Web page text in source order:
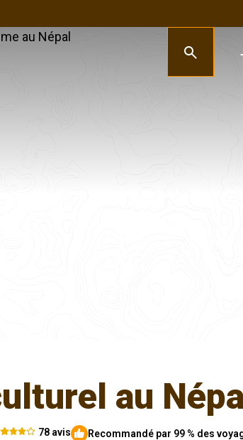
au
78 avis Recommandé par 99 % des